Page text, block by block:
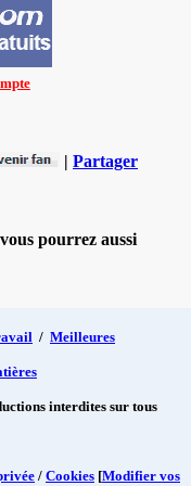
| Partager
pourrez aussi
/ Meilleures
interdites sur tous
/ Cookies [Modifier vos